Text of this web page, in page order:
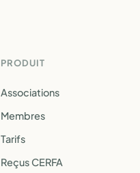
PRODUIT
Associations
Membres
Tarifs
Reçus CERFA